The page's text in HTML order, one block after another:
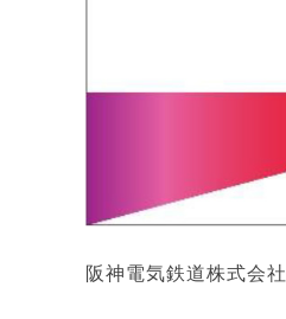
阪神電気鉄道株式会社